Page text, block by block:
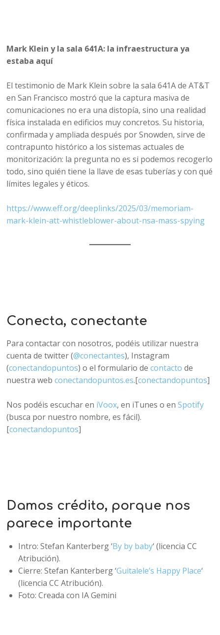
Mark Klein y la sala 641A: la infraestructura ya
estaba aquí
El testimonio de Mark Klein sobre la sala 641A de AT&T
en San Francisco mostró que la captura masiva de
comunicaciones no era una distopía, sino una realidad
física instalada en edificios muy concretos. Su historia,
confirmada y ampliada después por Snowden, sirve de
contrapunto histórico a los sistemas actuales de
monitorización: la pregunta no es si podemos recogerlo
todo, sino quién tiene la llave de esas tuberías y con qué
límites legales y éticos.
https://www.eff.org/deeplinks/2025/03/memoriam-
mark-klein-att-whistleblower-about-nsa-mass-spying
Conecta, conectante
Para contactar con nosotros, podéis utilizar nuestra
cuenta de twitter (@conectantes), Instagram
(conectandopuntos) o el formulario de contacto de
nuestra web conectandopuntos.es.[conectandopuntos]​
Nos podéis escuchar en iVoox, en iTunes o en Spotify
(busca por nuestro nombre, es fácil).
[conectandopuntos]​
Damos crédito, porque nos
parece importante
Intro: Stefan Kanterberg ‘By by baby‘ (licencia CC
Atribución).
Cierre: Stefan Kanterberg ‘Guitalele’s Happy Place‘
(licencia CC Atribución).
Foto: Creada con IA Gemini